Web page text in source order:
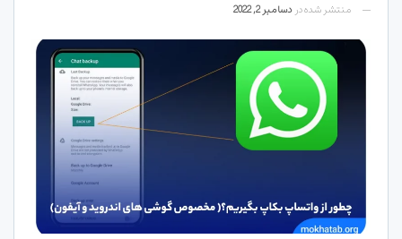
منتشر شده در دسامبر 2, 2022